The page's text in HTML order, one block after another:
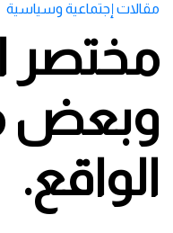
مقالات إجتماعية وسياسية
مختصر
وبعض
الواقع.